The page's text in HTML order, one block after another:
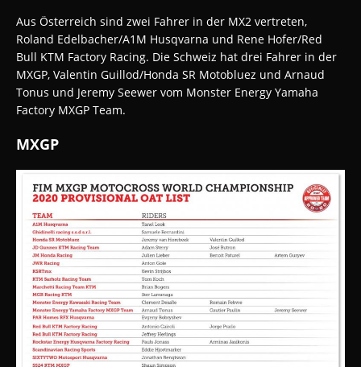
Aus Österreich sind zwei Fahrer in der MX2 vertreten,
Roland Edelbacher/A1M Husqvarna und Rene Hofer/Red
Bull KTM Factory Racing. Die Schweiz hat drei Fahrer in der
MXGP, Valentin Guillod/Honda SR Motobluez und Arnaud
Tonus und Jeremy Seewer vom Monster Energy Yamaha
Factory MXGP Team.
MXGP